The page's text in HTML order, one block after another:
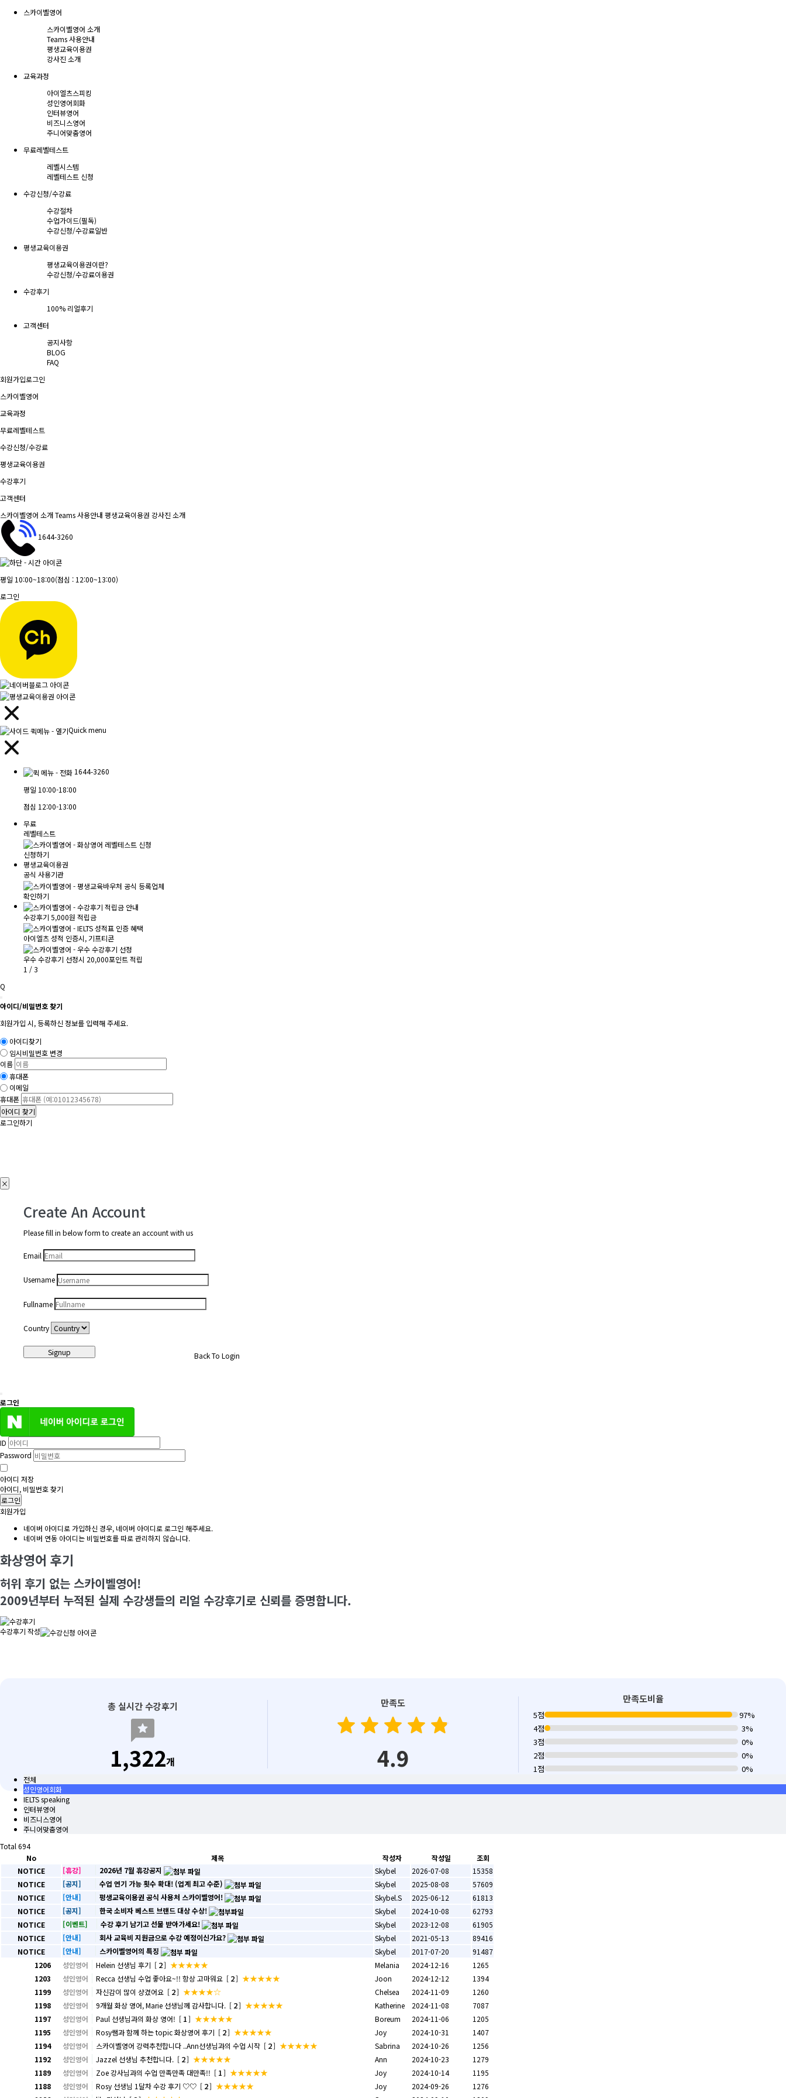
스카이벨영어
스카이벨영어 소개
Teams 사용안내
평생교육이용권
강사진 소개
교육과정
아이엘츠스피킹
성인영어회화
인터뷰영어
비즈니스영어
주니어맞춤영어
무료레벨테스트
레벨시스템
레벨테스트 신청
수강신청/수강료
수강절차
수업가이드(필독)
수강신청/수강료일반
평생교육이용권
평생교육이용권이란?
수강신청/수강료이용권
수강후기
100% 리얼후기
고객센터
공지사항
BLOG
FAQ
회원가입로그인
스카이벨영어
교육과정
무료레벨테스트
수강신청/수강료
평생교육이용권
수강후기
고객센터
스카이벨영어 소개Teams 사용안내 평생교육이용권 강사진 소개
1644-3260
평일 10:00~18:00(점심 : 12:00~13:00)
로그인
Quick menu
1644-3260
평일 10:00-18:00
점심 12:00-13:00
무료
레벨테스트
신청하기
평생교육이용권
공식 사용기관
확인하기
수강후기 5,000원 적립금
아이엘츠 성적 인증시, 기프티콘
우수 수강후기 선정시 20,000포인트 적립
1 /3
Q
아이디/비밀번호 찾기
회원가입 시, 등록하신 정보를 입력해 주세요.
아이디찾기
임시비밀번호 변경
이름
휴대폰
이메일
휴대폰
아이디 찾기
로그인하기
×
Create An Account
Please fill in below form to create an account with us
Email
Username
Fullname
Country
Signup Back To Login
로그인
ID
Password
아이디 저장
아이디, 비밀번호 찾기
로그인
회원가입
네이버 아이디로 가입하신 경우, 네이버 아이디로 로그인 해주세요.
네이버 연동 아이디는 비밀번호를 따로 관리하지 않습니다.
화상영어 후기
허위 후기 없는 스카이벨영어!
2009년부터 누적된 실제 수강생들의 리얼 수강후기로 신뢰를 증명합니다.
수강후기 작성
총 실시간 수강후기
reviews
1,322개
만족도
star
star star
star star
star star
star star
star
4.9
만족도비율
5점
97%
4점
3%
3점
0%
2점
0%
1점
0%
전체
성인영어회화
IELTS speaking
인터뷰영어
비즈니스영어
주니어맞춤영어
Total 694
No
제목 작성자 작성일
조회
NOTICE
[휴강] 2026년 7월 휴강공지 Skybel 2026-07-08
15358
NOTICE
[공지] 수업 연기 가능 횟수 확대! (업계 최고 수준) Skybel 2025-08-08
57609
NOTICE
[안내] 평생교육이용권 공식 사용처 스카이벨영어! Skybel.S 2025-06-12
61813
NOTICE
[공지] 한국 소비자 베스트 브랜드 대상 수상! Skybel 2024-10-08
62793
NOTICE
[이벤트] 수강 후기 남기고 선물 받아가세요! Skybel 2023-12-08
61905
NOTICE
[안내] 회사 교육비 지원금으로 수강 예정이신가요? Skybel 2021-05-13
89416
NOTICE
[안내] 스카이벨영어의 특징 Skybel 2017-07-20
91487
1206
성인영어 Helein 선생님 후기 [ 2] ★★★★★ Melania 2024-12-16
1265
1203
성인영어 Recca 선생님 수업 좋아요~!! 항상 고마워요 [ 2] ★★★★★ Joon 2024-12-12
1394
1199
성인영어 자신감이 많이 샹겼어요 [ 2] ★★★★☆ Chelsea 2024-11-09
1260
1198
성인영어 9개월 화상 영어, Marie 선생님께 감사합니다. [ 2] ★★★★★ Katherine 2024-11-08
7087
1197
성인영어 Paul 선생님과의 화상 영어! [ 1] ★★★★★ Boreum 2024-11-06
1205
1195
성인영어 Rosy쌤과 함께 하는 topic 화상영어 후기 [ 2] ★★★★★ Joy 2024-10-31
1407
1194
성인영어 스카이벨영어 강력추천합니다 ..Ann선생님과의 수업 시작 [ 2] ★★★★★ Sabrina 2024-10-26
1256
1192
성인영어 Jazzel 선생님 추천합니다. [ 2] ★★★★★ Ann 2024-10-23
1279
1189
성인영어 Zoe 강사님과의 수업 만족만족 대만족!! [ 1] ★★★★★ Joy 2024-10-14
1195
1188
성인영어 Rosy 선생님 1달차 수강 후기 ♡♡ [ 2] ★★★★★ Joy 2024-09-26
1276